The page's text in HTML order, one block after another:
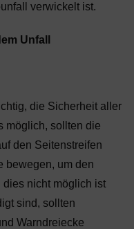
verwickelt ist.
Unfall
die Sicherheit aller
möglich, sollten die
den Seitenstreifen
bewegen, um den
dies nicht möglich ist
sind, sollten
Warndreiecke